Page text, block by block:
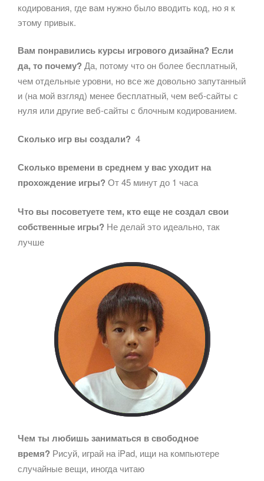
кодирования, где вам нужно было вводить код, но я к
этому привык.
Вам понравились курсы игрового дизайна? Если
да, то почему?Да, потому что он более бесплатный,
чем отдельные уровни, но все же довольно запутанный
и (на мой взгляд) менее бесплатный, чем веб-сайты с
нуля или другие веб-сайты с блочным кодированием.
Сколько игр вы создали? 4
Сколько времени в среднем у вас уходит на
прохождение игры?От 45 минут до 1 часа
Что вы посоветуете тем, кто еще не создал свои
собственные игры? Не делай это идеально, так
лучше
Чем ты любишь заниматься в свободное
время? Рисуй, играй на iPad, ищи на компьютере
случайные вещи, иногда читаю